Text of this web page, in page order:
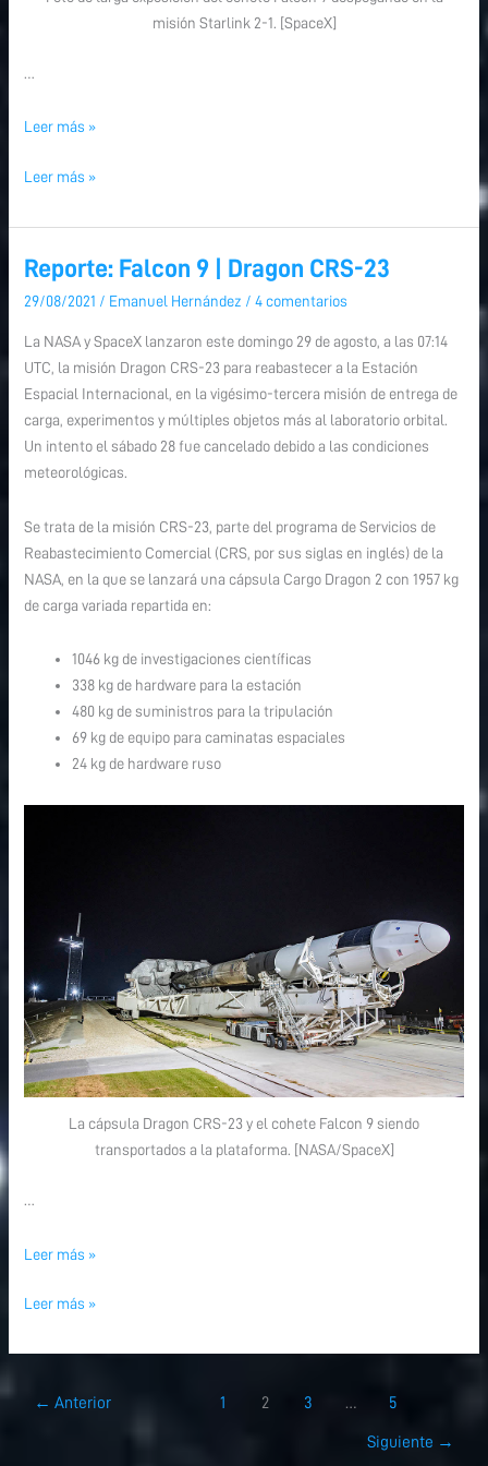
misión Starlink 2-1. [SpaceX]
…
Leer más »
Leer más »
Reporte: Falcon 9 | Dragon CRS-23
29/08/2021 / Emanuel Hernández /4 comentarios
La NASA y SpaceX lanzaron este domingo 29 de agosto, a las 07:14
UTC, la misión Dragon CRS-23 para reabastecer a la Estación
Espacial Internacional, en la vigésimo-tercera misión de entrega de
carga, experimentos y múltiples objetos más al laboratorio orbital.
Un intento el sábado 28 fue cancelado debido a las condiciones
meteorológicas.
Se trata de la misión CRS-23, parte del programa de Servicios de
Reabastecimiento Comercial (CRS, por sus siglas en inglés) de la
NASA, en la que se lanzará una cápsula Cargo Dragon 2 con 1957 kg
de carga variada repartida en:
1046 kg de investigaciones científicas
338 kg de hardware para la estación
480 kg de suministros para la tripulación
69 kg de equipo para caminatas espaciales
24 kg de hardware ruso
La cápsula Dragon CRS-23 y el cohete Falcon 9 siendo
transportados a la plataforma. [NASA/SpaceX]
…
Reporte:
Dragon
CRS-
23
Leer más »
Reporte:
Dragon
CRS-
23
Leer más »
← Anterior 1 2 3 … 5
Siguiente →